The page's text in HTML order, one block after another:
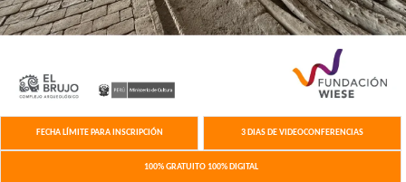
FECHA LÍ­MITE PARA INSCRIPCIÓN 3 DIAS DE VIDEOCONFERENCIAS
100% GRATUITO 100% DIGITAL